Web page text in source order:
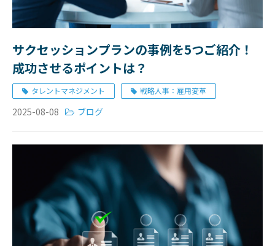
サクセッションプランの事例を5つご紹介！
成功させるポイントは？
タレントマネジメント 戦略人事：雇用変革
2025-08-08 ブログ